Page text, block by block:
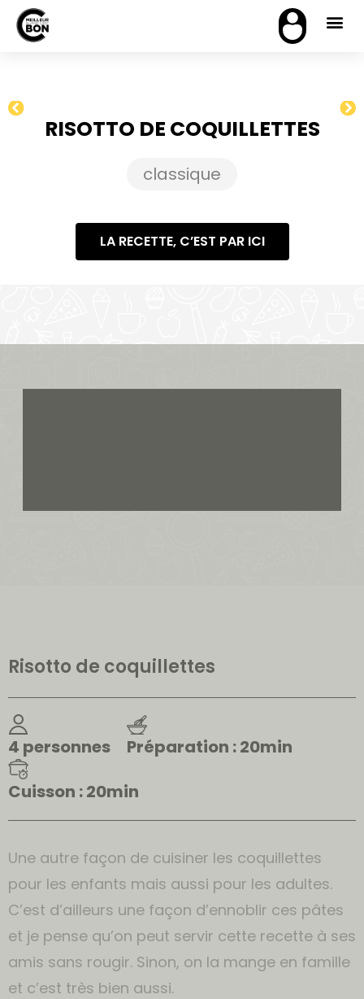
RISOTTO DE COQUILLETTES
classique
LA RECETTE, C’EST PAR ICI
Risotto de coquillettes
4 personnes
Préparation : 20min
Cuisson : 20min
Une autre façon de cuisiner les coquillettes
pour les enfants mais aussi pour les adultes.
C’est d’ailleurs une façon d’ennoblir ces pâtes
et je pense qu’on peut servir cette recette à ses
amis sans rougir. Sinon, on la mange en famille
et c’est très bien aussi.